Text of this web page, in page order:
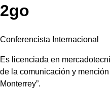
2go
Conferencista Internacional
Es licenciada en
de la comunicación y
Monterrey”.